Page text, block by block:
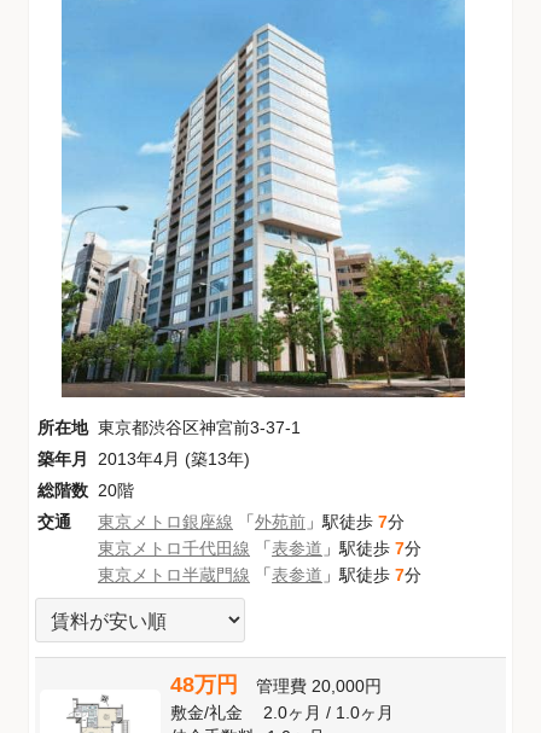
所在地 東京都渋谷区神宮前3-37-1
築年月
2013年4月 (築13年)
総階数 20階
交通
東京メトロ銀座線 「外苑前 」駅徒歩 7分
東京メトロ千代田線 「表参道 」駅徒歩 7分
東京メトロ半蔵門線 「表参道 」駅徒歩 7分
48万円 管理費 20,000円
敷金/礼金 2.0ヶ月/ 1.0ヶ月